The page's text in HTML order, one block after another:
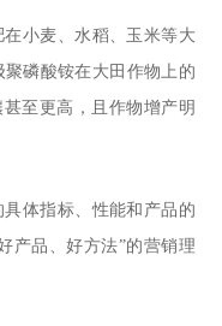
小麦、水稻、玉米等大
聚磷酸铵在大田作物上的
至更高，且作物增产明
体指标、性能和产品的
产品、好方法”的营销理